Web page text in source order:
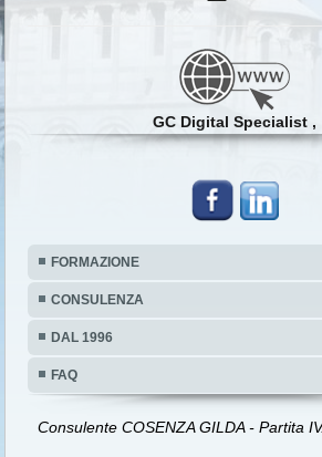
GC Digital Specialist ,
FORMAZIONE
CONSULENZA
DAL 1996
FAQ
Consulente COSENZA GILDA - Partita